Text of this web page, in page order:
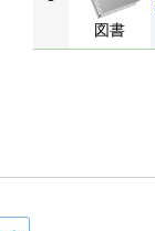
図書